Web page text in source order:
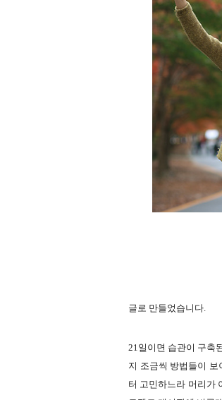
글로 만들었습니다.
21일이면 습관이 구축
지 조금씩 방법들이
터 고민하느라 머리가